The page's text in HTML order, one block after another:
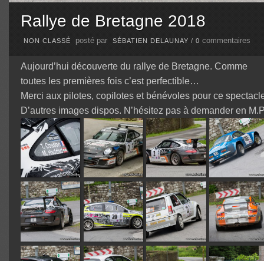
Rallye de Bretagne 2018
NON CLASSÉ posté par SÉBATIEN DELAUNAY / 0 commentaires
Aujourd’hui découverte du rallye de Bretagne. Comme
toutes les premières fois c’est perfectible…
Merci aux pilotes, copilotes et bénévoles pour ce
D’autres images dispos. N’hésitez pas à demander en